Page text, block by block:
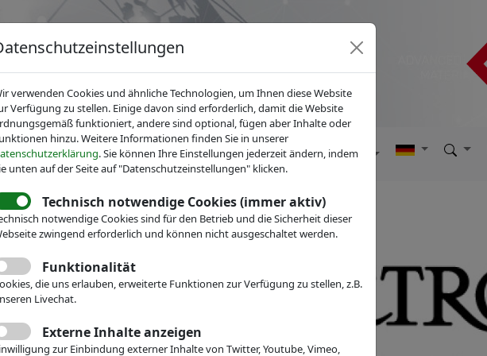
News Dienstleistungen Fachgruppen Über IVAM
Veranstaltungen
- Japan
verwenden Cookies und ähnliche Technologien, um Ihnen diese Website
Verfügung zu stellen. Einige davon sind erforderlich, damit die Website
funktioniert, andere sind optional, fügen aber Inhalte oder
hinzu. Weitere Informationen finden Sie in unserer
. Sie können Ihre Einstellungen jederzeit ändern, indem
unten auf der Seite auf "Datenschutzeinstellungen" klicken.
Technisch notwendige Cookies (immer aktiv)
notwendige Cookies sind für den Betrieb und die Sicherheit dieser
zwingend erforderlich und können nicht ausgeschaltet werden.
Funktionalität
die uns erlauben, erweiterte Funktionen zur Verfügung zu stellen, z.B.
Livechat.
Externe Inhalte anzeigen
zur Einbindung externer Inhalte von Twitter, Youtube, Vimeo,